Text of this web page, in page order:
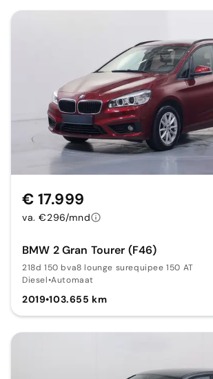
BMW 2 Gran Tourer (F46)
218d 150 bva8 lounge surequipee 150 AT
Diesel•Automaat
2019•103.655 km
€ 17.999
va. €296/mnd